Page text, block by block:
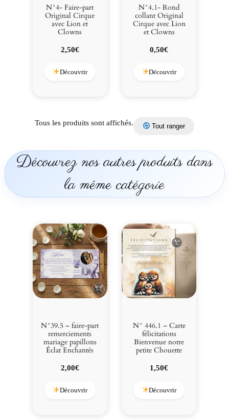
w
n
N°4- Faire-part
Original Cirque
avec Lion et
Clowns
2,50€
Découvrir
N°4.1- Rond
collant Original
Cirque avec Lion
et Clowns
0,50€
Découvrir
Tous les produits sont affichés. Tout ranger
Découvrez nos autres produits dans
la même catégorie
N°39.5 – faire-part
remerciements
mariage papillons
Éclat Enchantés
2,00€
Découvrir
N° 446.1 – Carte
félicitations
Bienvenue notre
petite Chouette
1,50€
Découvrir